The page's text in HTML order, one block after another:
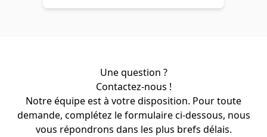
Une question ?
Contactez-nous !
Notre équipe est à votre disposition. Pour toute
demande, complétez le formulaire ci-dessous, nous
vous répondrons dans les plus brefs délais.